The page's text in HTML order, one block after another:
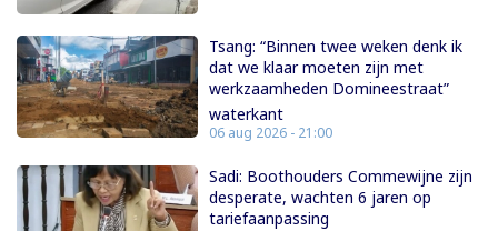
Tsang: “Binnen twee weken denk ik
dat we klaar moeten zijn met
werkzaamheden Domineestraat”
waterkant
06 aug 2026 - 21:00
Sadi: Boothouders Commewijne zijn
desperate, wachten 6 jaren op
tariefaanpassing